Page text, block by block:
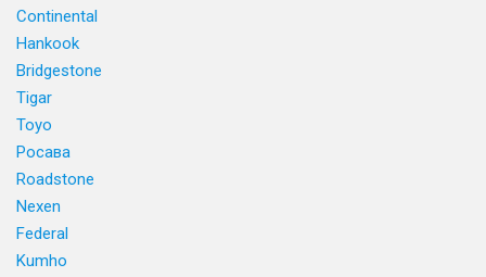
Continental
Hankook
Bridgestone
Tigar
Toyo
Росава
Roadstone
Nexen
Federal
Kumho